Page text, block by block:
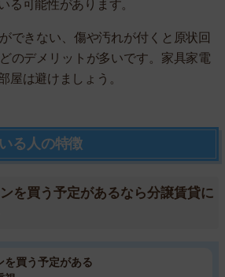
る可能性があります。
できない、傷や汚れが付くと原状回
のデメリットが多いです。家具家電
屋は避けましょう。
る人の特徴
を買う予定があるなら分譲賃貸に
を買う予定がある